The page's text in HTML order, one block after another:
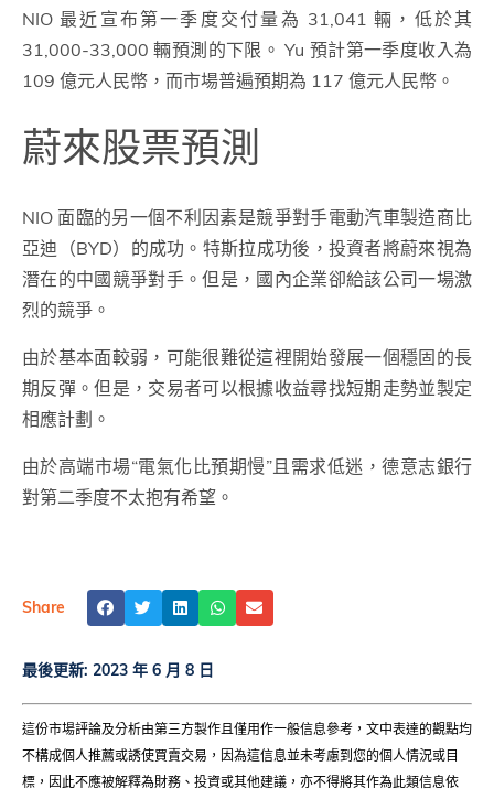
NIO 最近宣布第一季度交付量為 31,041 輛，低於其
31,000-33,000 輛預測的下限。 Yu 預計第一季度收入為
109 億元人民幣，而市場普遍預期為 117 億元人民幣。
蔚來股票預測
NIO 面臨的另一個不利因素是競爭對手電動汽車製造商比
亞迪（BYD）的成功。特斯拉成功後，投資者將蔚來視為
潛在的中國競爭對手。但是，國內企業卻給該公司一場激
烈的競爭。
由於基本面較弱，可能很難從這裡開始發展一個穩固的長
期反彈。但是，交易者可以根據收益尋找短期走勢並製定
相應計劃。
由於高端市場“電氣化比預期慢”且需求低迷，德意志銀行
對第二季度不太抱有希望。
Share
最後更新: 2023 年 6 月 8 日
這份市場評論及分析由第三方製作且僅用作一般信息參考，文中表達的觀點均
不構成個人推薦或誘使買賣交易，因為這信息並未考慮到您的個人情況或目
標，因此不應被解釋為財務、投資或其他建議，亦不得將其作為此類信息依